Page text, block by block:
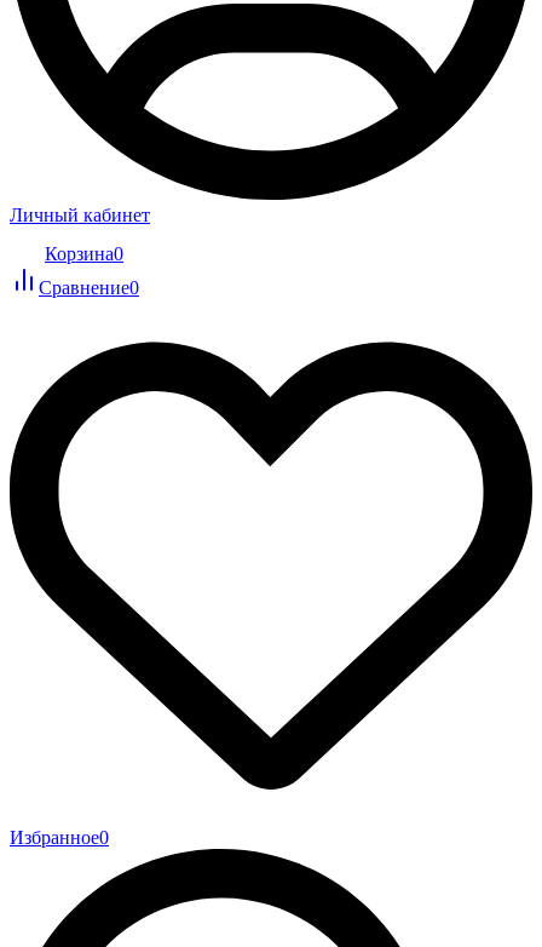
Личный кабинет
Корзина0
Сравнение0
Избранное0